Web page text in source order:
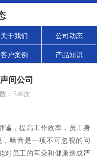
关于我们 公司动态
客户案例 产品知识
间公司
： 546次
谧，提高工作效率，员工身
噪音是一项不可忽视的问
对员工的耳朵和健康造成严